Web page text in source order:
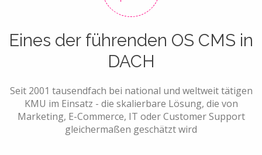
Eines der führenden OS CMS in
DACH
Seit 2001 tausendfach bei national und weltweit tätigen
KMU im Einsatz - die skalierbare Lösung, die von
Marketing, E-Commerce, IT oder Customer Support
gleichermaßen geschätzt wird